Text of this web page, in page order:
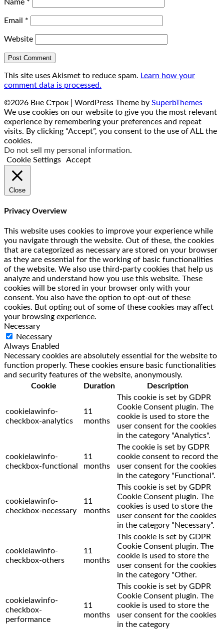
Name *
Email *
Website
This site uses Akismet to reduce spam. Learn how your
comment data is processed.
©2026 Вне Строк | WordPress Theme by SuperbThemes
We use cookies on our website to give you the most relevant
experience by remembering your preferences and repeat
visits. By clicking “Accept”, you consent to the use of ALL the
cookies.
Do not sell my personal information.
Cookie Settings
Accept
Close
Privacy Overview
This website uses cookies to improve your experience while
you navigate through the website. Out of these, the cookies
that are categorized as necessary are stored on your browser
as they are essential for the working of basic functionalities
of the website. We also use third-party cookies that help us
analyze and understand how you use this website. These
cookies will be stored in your browser only with your
consent. You also have the option to opt-out of these
cookies. But opting out of some of these cookies may affect
your browsing experience.
Necessary
Necessary
Always Enabled
Necessary cookies are absolutely essential for the website to
function properly. These cookies ensure basic functionalities
and security features of the website, anonymously.
Cookie
Duration Description
cookielawinfo-
checkbox-analytics
11
months
This cookie is set by GDPR
Cookie Consent plugin. The
cookie is used to store the
user consent for the cookies
in the category "Analytics".
cookielawinfo-
checkbox-functional
11
months
The cookie is set by GDPR
cookie consent to record the
user consent for the cookies
in the category "Functional".
cookielawinfo-
checkbox-necessary
11
months
This cookie is set by GDPR
Cookie Consent plugin. The
cookies is used to store the
user consent for the cookies
in the category "Necessary".
cookielawinfo-
checkbox-others
11
months
This cookie is set by GDPR
Cookie Consent plugin. The
cookie is used to store the
user consent for the cookies
in the category "Other.
cookielawinfo-
checkbox-
performance
11
months
This cookie is set by GDPR
Cookie Consent plugin. The
cookie is used to store the
user consent for the cookies
in the category